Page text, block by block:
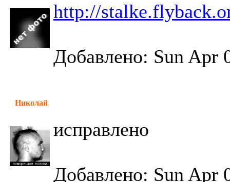
http://
Добавлено: Sun Apr
Николай
исправлено
Добавлено: Sun Apr